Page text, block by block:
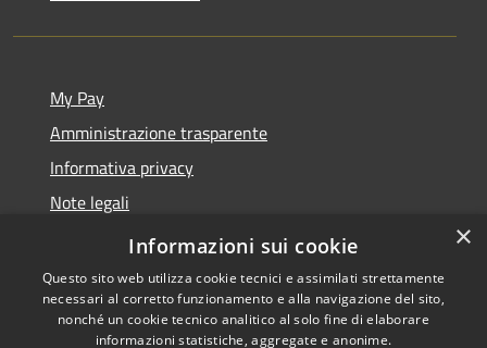
My Pay
Amministrazione trasparente
Informativa privacy
Note legali
Dichiarazione di accessibilità
×
Informazioni sui cookie
Questo sito web utilizza cookie tecnici e assimilati strettamente
necessari al corretto funzionamento e alla navigazione del sito,
nonché un cookie tecnico analitico al solo fine di elaborare
informazioni statistiche, aggregate e anonime.